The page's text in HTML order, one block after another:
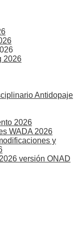
2026
Antidopaje
2026
WADA 2026
y
versión ONAD